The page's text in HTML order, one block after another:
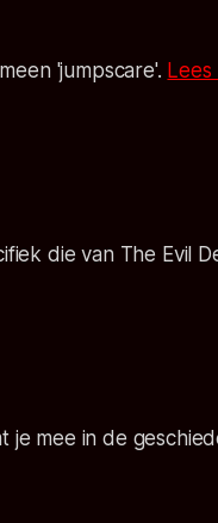
'jumpscare'.
die van The Evil
je mee in de